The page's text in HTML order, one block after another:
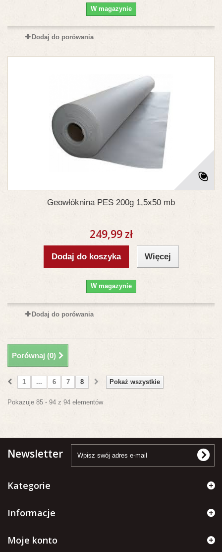
W magazynie
Dodaj do porówania
Geowłóknina PES 200g 1,5x50 mb
249,99 zł
Dodaj do koszyka Więcej
W magazynie
Dodaj do porówania
Porównaj (0)
Pokaż wszystkie
1 ... 6 7 8
Pokazuje 85 - 94 z 94 elementów
Newsletter
Kategorie
Informacje
Moje konto